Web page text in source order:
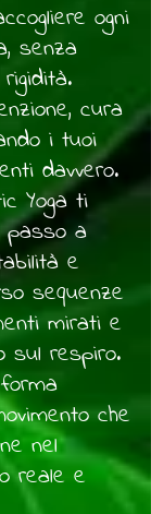
ogni
senza
cura
i tuoi
davvero.
Yoga ti
passo a
e
sequenze
mirati e
sul respiro.
che
nel
reale e